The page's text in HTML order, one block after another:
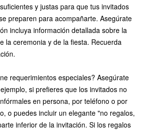
y justas para que tus invitados
preparen para acompañarte. Asegúrate
incluya información detallada sobre la
la ceremonia y de la fiesta. Recuerda
requerimientos especiales? Asegúrate
si prefieres que los invitados no
en persona, por teléfono o por
o puedes incluir un elegante "no regalos,
inferior de la invitación. Si los regalos